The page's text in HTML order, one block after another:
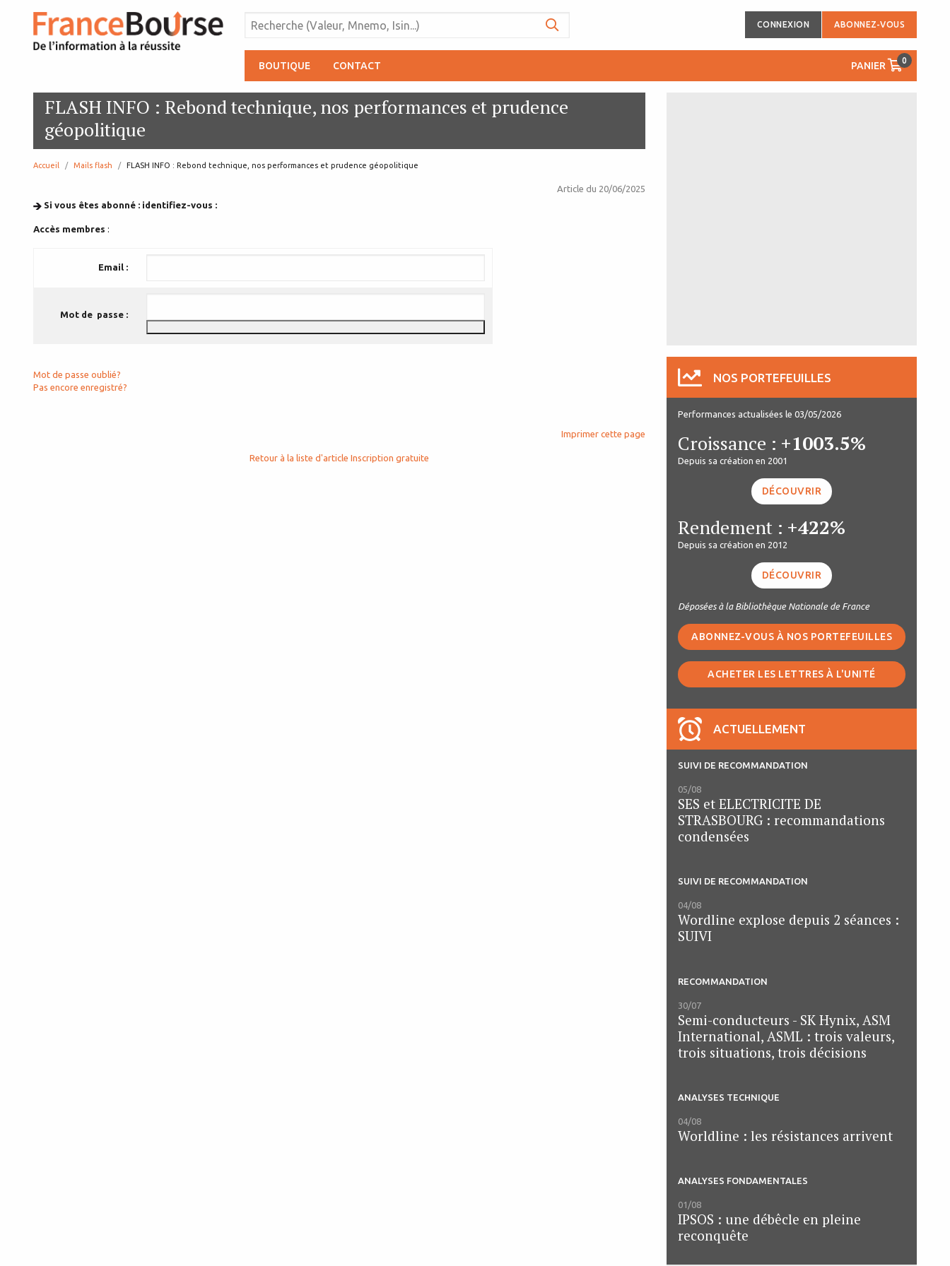
CONNEXION ABONNEZ-VOUS
BOUTIQUE CONTACT PANIER 0
FLASH INFO : Rebond technique, nos performances et prudence
géopolitique
Accueil Mails flash page:
FLASH INFO : Rebond technique, nos performances et prudence géopolitique
Article du 20/06/2025
Si vous êtes abonné : identifiez-vous :
Accès membres :
Email :
Mot de passe :
Mot de passe oublié?
Pas encore enregistré?
Imprimer cette page
Retour à la liste d'article Inscription gratuite
NOS PORTEFEUILLES
Performances actualisées le 03/05/2026
Croissance : +1003.5%
Depuis sa création en 2001
DÉCOUVRIR
Rendement : +422%
Depuis sa création en 2012
DÉCOUVRIR
Déposées à la Bibliothèque Nationale de France
ABONNEZ-VOUS À NOS PORTEFEUILLES
ACHETER LES LETTRES À L'UNITÉ
ACTUELLEMENT
SUIVI DE RECOMMANDATION
05/08
SES et ELECTRICITE DE
STRASBOURG : recommandations
condensées
SUIVI DE RECOMMANDATION
04/08
Wordline explose depuis 2 séances :
SUIVI
RECOMMANDATION
30/07
Semi-conducteurs - SK Hynix, ASM
International, ASML : trois valeurs,
trois situations, trois décisions
ANALYSES TECHNIQUE
04/08
Worldline : les résistances arrivent
ANALYSES FONDAMENTALES
01/08
IPSOS : une débêcle en pleine
reconquête